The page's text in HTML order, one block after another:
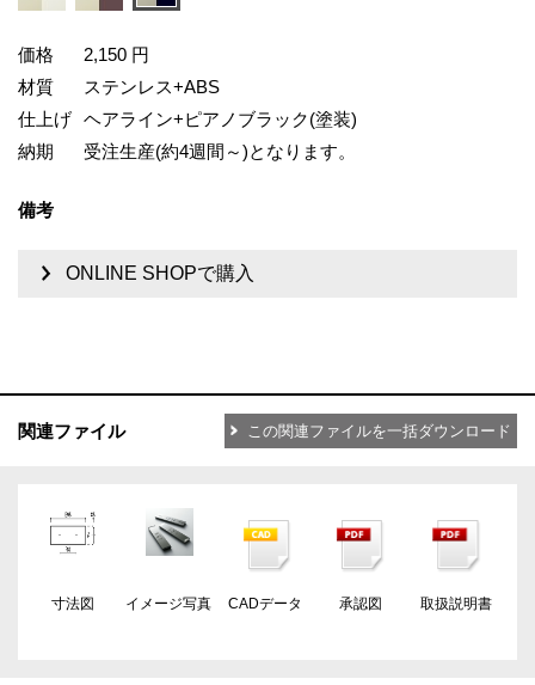
価格
2,150 円
材質
ステンレス+ABS
仕上げ ヘアライン+ピアノブラック(塗装)
納期
受注生産(約4週間～)となります。
備考
ONLINE SHOPで購入
関連ファイル この関連ファイルを一括ダウンロード
寸法図 イメージ写真 CADデータ 承認図 取扱説明書